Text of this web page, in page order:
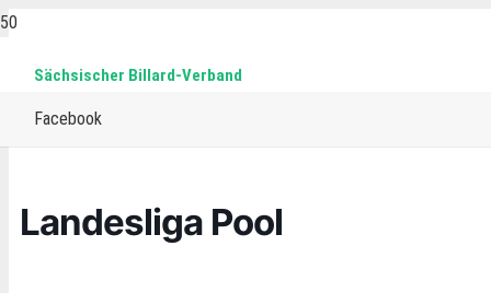
Sächsischer Billard-Verband
Facebook
Landesliga Pool